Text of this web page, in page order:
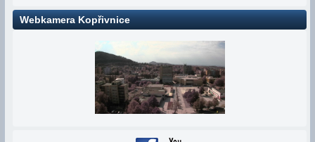
Webkamera Kopřivnice